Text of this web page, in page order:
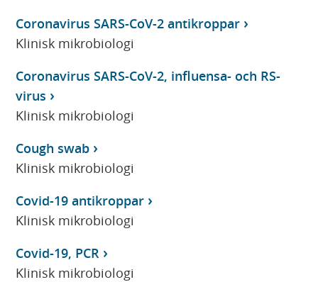
Coronavirus SARS-CoV-2 antikroppar
Klinisk mikrobiologi
Coronavirus SARS-CoV-2, influensa- och RS-
virus
Klinisk mikrobiologi
Cough swab
Klinisk mikrobiologi
Covid-19 antikroppar
Klinisk mikrobiologi
Covid-19, PCR
Klinisk mikrobiologi